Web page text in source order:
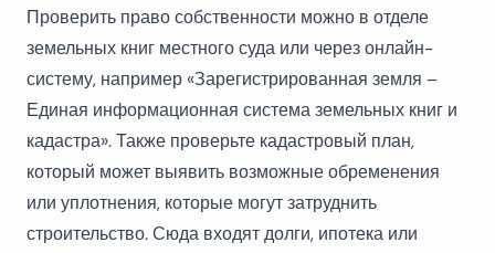
Проверить право собственности можно в отделе
земельных книг местного суда или через онлайн-
систему, например «Зарегистрированная земля –
Единая информационная система земельных книг и
кадастра». Также проверьте кадастровый план,
который может выявить возможные обременения
или уплотнения, которые могут затруднить
строительство. Сюда входят долги, ипотека или